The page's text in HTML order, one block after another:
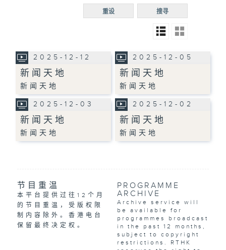
R5
普通
搜寻
重设
2025-12-12
新闻天地
新闻天地
2025-12-05
新闻天地
新闻天地
2025-12-03
新闻天地
新闻天地
2025-12-02
新闻天地
新闻天地
节目重温
本平台提供过往12个月
的节目重温，受版权限
制内容除外。香港电台
保留最终决定权。
PROGRAMME
ARCHIVE
Archive service will
be available for
programmes broadcast
in the past 12 months,
subject to copyright
restrictions. RTHK